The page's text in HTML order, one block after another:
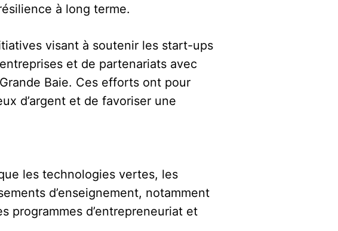
à long terme.
visant à soutenir les start-ups
et de partenariats avec
Baie. Ces efforts ont pour
d’argent et de favoriser une
les technologies vertes, les
d’enseignement, notamment
programmes d’entrepreneuriat et